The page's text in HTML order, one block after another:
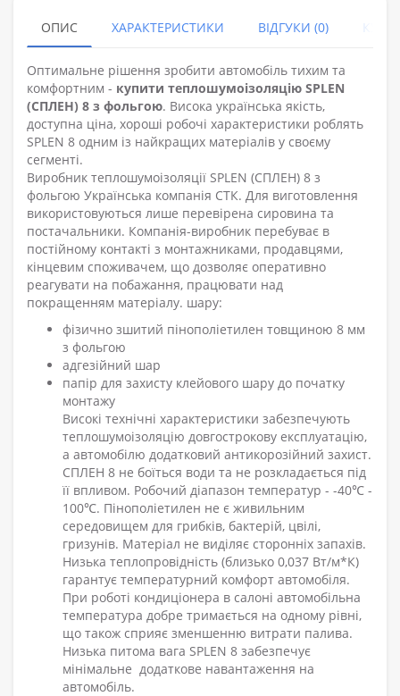
ОПИС ХАРАКТЕРИСТИКИ ВІДГУКИ (0)
Оптимальне рішення зробити автомобіль тихим та
комфортним - купити теплошумоізоляцію SPLEN
(СПЛЕН) 8 з фольгою. Висока українська якість,
доступна ціна, хороші робочі характеристики роблять
SPLEN 8 одним із найкращих матеріалів у своєму
сегменті.
Виробник теплошумоізоляції SPLEN (СПЛЕН) 8 з
фольгою Українська компанія СТК. Для виготовлення
використовуються лише перевірена сировина та
постачальники. Компанія-виробник перебуває в
постійному контакті з монтажниками, продавцями,
кінцевим споживачем, що дозволяє оперативно
реагувати на побажання, працювати над
покращенням матеріалу. шару:
фізично зшитий пінополіетилен товщиною 8 мм
з фольгою
адгезійний шар
папір для захисту клейового шару до початку
монтажу
Високі технічні характеристики забезпечують
теплошумоізоляцію довгострокову експлуатацію,
а автомобілю додатковий антикорозійний захист.
СПЛЕН 8 не боїться води та не розкладається під
її впливом. Робочий діапазон температур - -40℃ -
100℃. Пінополіетилен не є живильним
середовищем для грибків, бактерій, цвілі,
гризунів. Матеріал не виділяє сторонніх запахів.
Низька теплопровідність (близько 0,037 Вт/м*К)
гарантує температурний комфорт автомобіля.
При роботі кондиціонера в салоні автомобільна
температура добре тримається на одному рівні,
що також сприяє зменшенню витрати палива.
Низька питома вага SPLEN 8 забезпечує
мінімальне додаткове навантаження на
автомобіль.